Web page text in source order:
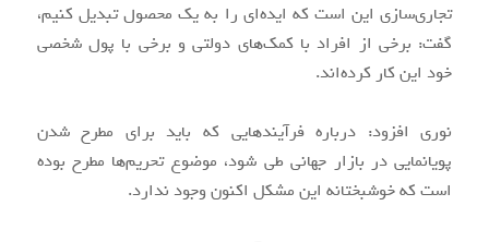
تجاری‌سازی این است که ایده‌ای را به یک محصول تبدیل کنیم،
گفت: برخی از افراد با کمک‌های دولتی و برخی با پول شخصی
خود این کار کرده‌اند.
نوری افزود: درباره فرآیندهایی که باید برای مطرح شدن
پویانمایی در بازار جهانی طی شود، موضوع تحریم‌ها مطرح بوده
است که خوشبختانه این مشکل اکنون وجود ندارد.